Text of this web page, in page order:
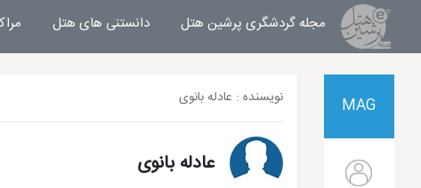
مجله گردشگری پرشین هتل مجله خبری پرشین هتل
دانستنی های هتل
MAG نویسنده : عادله بانوی
عادله بانوی